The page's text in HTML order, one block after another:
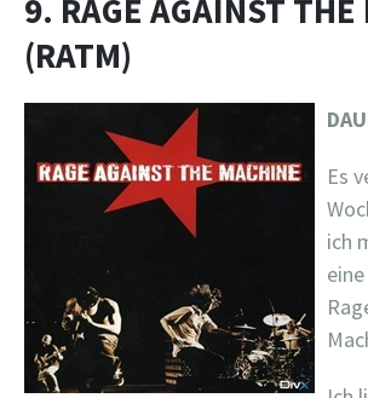
9. RAGE AGAINST THE
(RATM)
Es
ich